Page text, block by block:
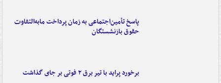
پاسخ تأمین‌اجتماعی به زمان پرداخت مابه‌التفاوت
حقوق بازنشستگان
برخورد پراید با تیر برق ۲ فوتی بر جای گذاشت